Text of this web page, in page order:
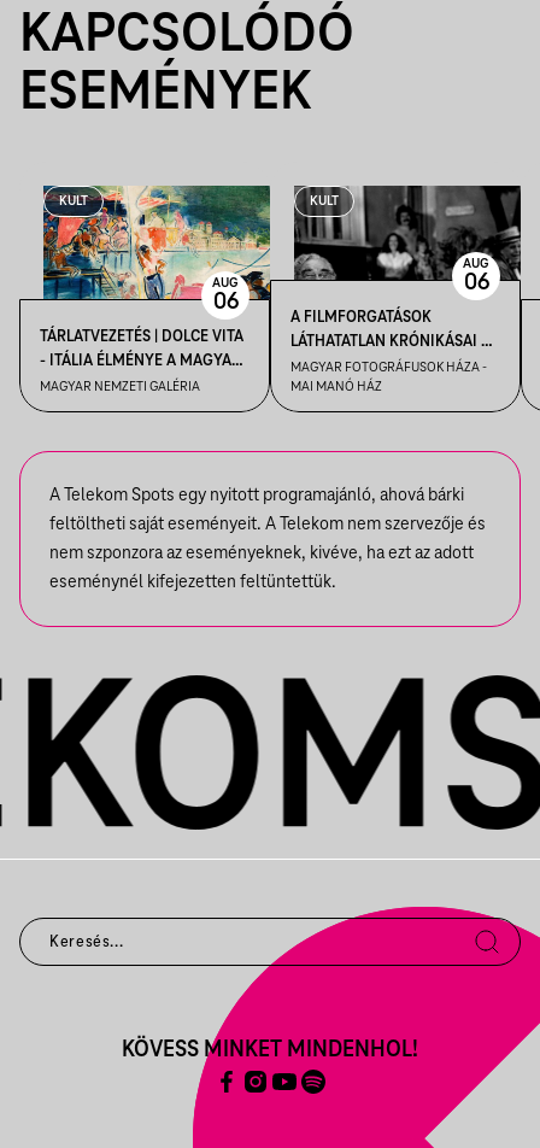
KAPCSOLÓDÓ
ESEMÉNYEK
KULT
TÁRLATVEZETÉS | DOLCE VITA
- ITÁLIA ÉLMÉNYE A MAGYAR
MŰVÉSZETBEN
MAGYAR NEMZETI GALÉRIA
AUG
06
KULT
A FILMFORGATÁSOK
LÁTHATATLAN KRÓNIKÁSAI –
KENDE TAMÁS FILMFOTÓS
VEZETÉSE A FELVÉTEL! CÍMŰ
KIÁLLÍTÁSBAN
MAGYAR FOTOGRÁFUSOK HÁZA -
MAI MANÓ HÁZ
AUG
06
A Telekom Spots egy nyitott programajánló, ahová bárki
feltöltheti saját eseményeit. A Telekom nem szervezője és
nem szponzora az eseményeknek, kivéve, ha ezt az adott
eseménynél kifejezetten feltüntettük.
KÖVESS MINKET MINDENHOL!